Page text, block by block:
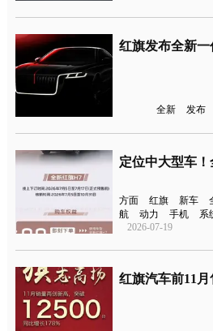
全新 发布
定位中大型车
方面 红旗 新车
航
动力 手机 系
2026-07-19